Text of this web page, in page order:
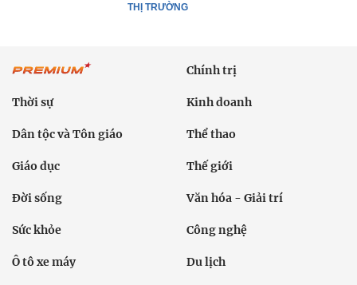
THỊ TRƯỜNG
Chính trị
Thời sự Kinh doanh
Dân tộc và Tôn giáo Thể thao
Giáo dục Thế giới
Đời sống Văn hóa - Giải trí
Sức khỏe Công nghệ
Ô tô xe máy Du lịch